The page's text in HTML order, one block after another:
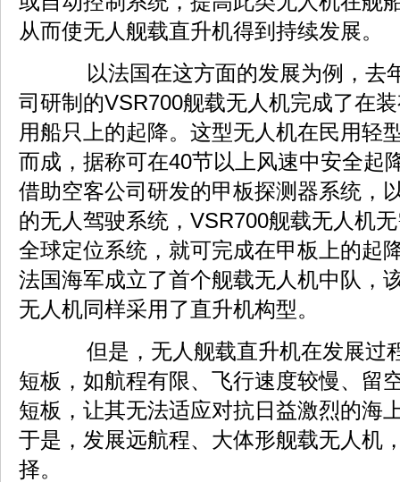
从而使无人舰载直升机得到持续发展。
以法国在这方面的发展为例，去
司研制的VSR700舰载无人机完成了在
用船只上的起降。这型无人机在民用轻
而成，据称可在40节以上风速中安全起
借助空客公司研发的甲板探测器系统，
的无人驾驶系统，VSR700舰载无人机
全球定位系统，就可完成在甲板上的起
法国海军成立了首个舰载无人机中队，
无人机同样采用了直升机构型。
但是，无人舰载直升机在发展过
短板，如航程有限、飞行速度较慢、留
短板，让其无法适应对抗日益激烈的海
于是，发展远航程、大体形舰载无人机
择。